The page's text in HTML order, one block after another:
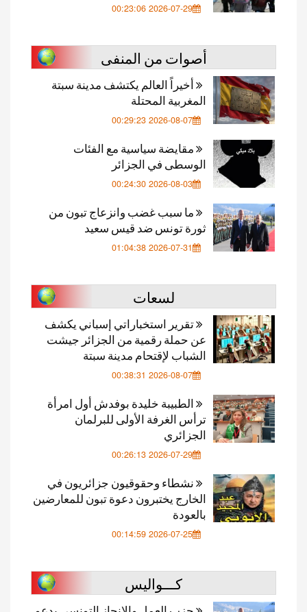
2026-07-29 00:23:06
أصوات من المنفى
أخيراً العالم يكتشف مدينة سبتة
المغربية المحتلة
2026-08-07 00:29:23
مقايضة سياسية مع الفئات
الوسطى في الجزائر
2026-08-03 00:24:30
ما سبب غضب وانزعاج تبون من
ثورة تونس ضد قيس سعيد
2026-07-31 01:04:38
لسعات
تقرير استخباراتي إسباني يكشف
عن حملة رقمية من الجزائر جيشت
الشباب لإقتحام مدينة سبتة
2026-08-07 00:38:31
الطبيبة خليدة بوفدش أول امرأة
ترأس الغرفة الأولى للبرلمان
الجزائري
2026-07-29 00:26:13
نشطاء وحقوقيون جزائريون في
الخارج يختبرون دعوة تبون للمعارضين
بالعودة
2026-07-25 00:14:59
كـــواليس